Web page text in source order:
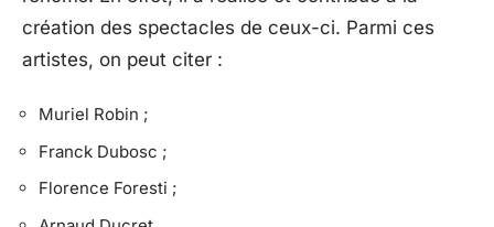
création des spectacles de ceux-ci. Parmi ces
artistes, on peut citer :
Muriel Robin ;
Franck Dubosc ;
Florence Foresti ;